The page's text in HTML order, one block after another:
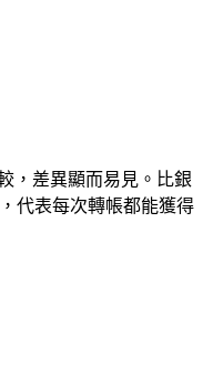
，差異顯而易見。比銀
代表每次轉帳都能獲得